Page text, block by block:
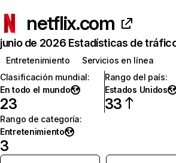
netflix.com
junio de 2026 Estadísticas de
Entretenimiento
Servicios en línea
Clasificación mundial:
En todo el mundo
23
Rango del país:
Estados Unidos
33
Rango de categoría:
Entretenimiento
3